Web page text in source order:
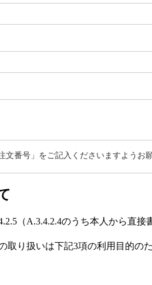
番号」をご記入くださいますようお